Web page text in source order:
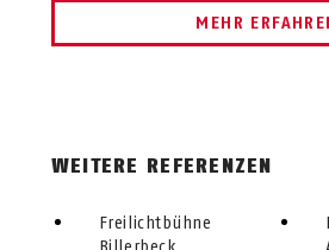
MEHR
WEITERE REFERENZEN
Freilichtbühne